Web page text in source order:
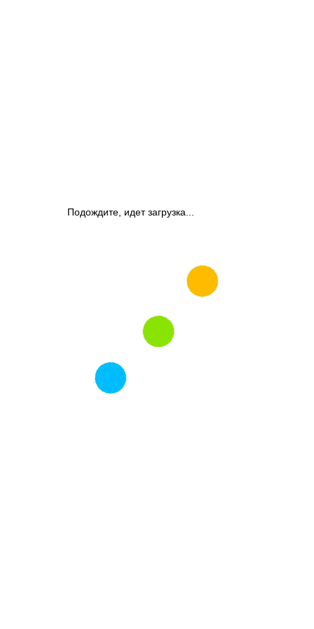
Подождите, идет загрузка...